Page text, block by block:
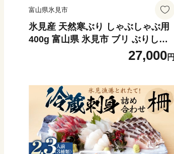
富山県氷見市
氷見産 天然寒ぶり しゃぶしゃぶ用
400g 富山県 氷見市 ブリ ぶりしゃ
27,000円